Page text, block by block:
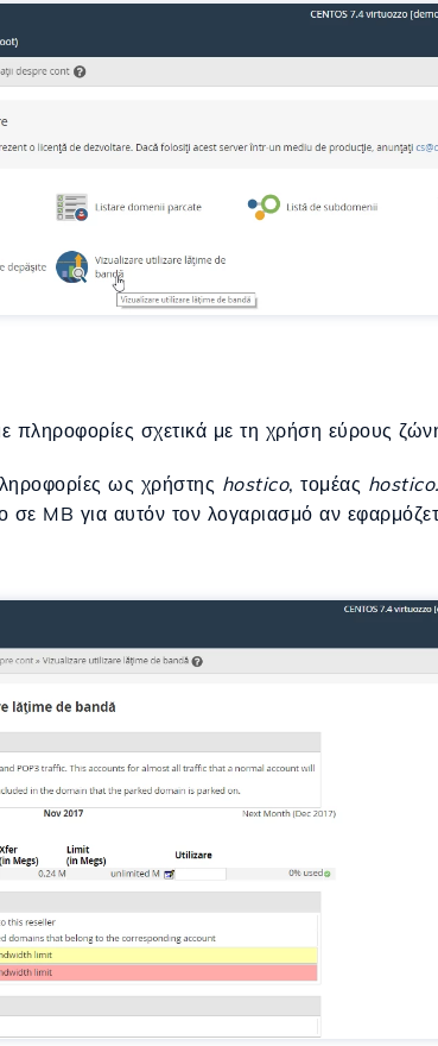
πληροφορίες σχετικά με τη χρήση εύρους
ως χρήστης hostico, τομέας
σε MB για αυτόν τον λογαριασμό αν